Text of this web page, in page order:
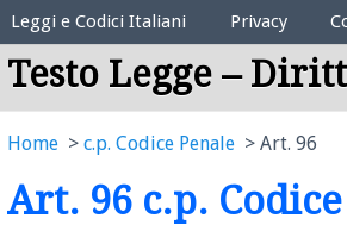
Elenco Codici Legali
Leggi e Codici Italiani Privacy
Testo Legge –
Home c.p. Codice Penale Art. 96
Art. 96 c.p.